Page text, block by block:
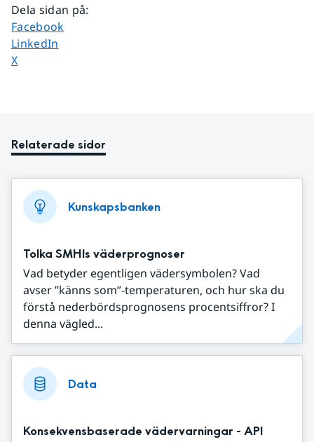
Dela sidan på:
Dela sidan på
Facebook
Dela sidan på
LinkedIn
Dela sidan på
X
Relaterade sidor
Kunskapsbanken
Tolka SMHIs väderprognoser
Vad betyder egentligen vädersymbolen? Vad
avser ”känns som”-temperaturen, och hur ska du
förstå nederbördsprognosens procentsiffror? I
denna vägled...
Data
Konsekvensbaserade vädervarningar - API